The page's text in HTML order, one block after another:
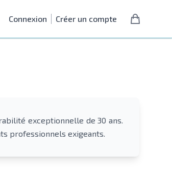
Connexion Créer un compte
exceptionnelle de 30 ans.
professionnels exigeants.